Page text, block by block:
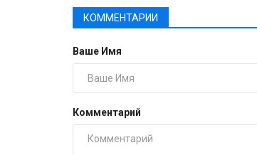
КОММЕНТАРИИ
Ваше Имя
Комментарий